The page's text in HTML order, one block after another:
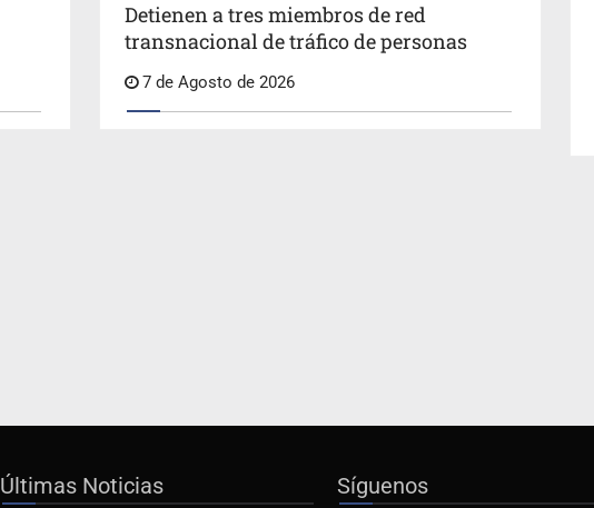
Detienen a tres miembros de red
transnacional de tráfico de personas
7 de Agosto de 2026
Últimas Noticias Síguenos